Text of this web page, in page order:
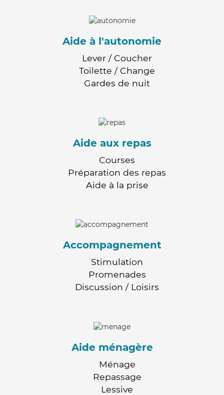
Aide à l'autonomie
Lever / Coucher
Toilette / Change
Gardes de nuit
Aide aux repas
Courses
Préparation des repas
Aide à la prise
Accompagnement
Stimulation
Promenades
Discussion / Loisirs
Aide ménagère
Ménage
Repassage
Lessive